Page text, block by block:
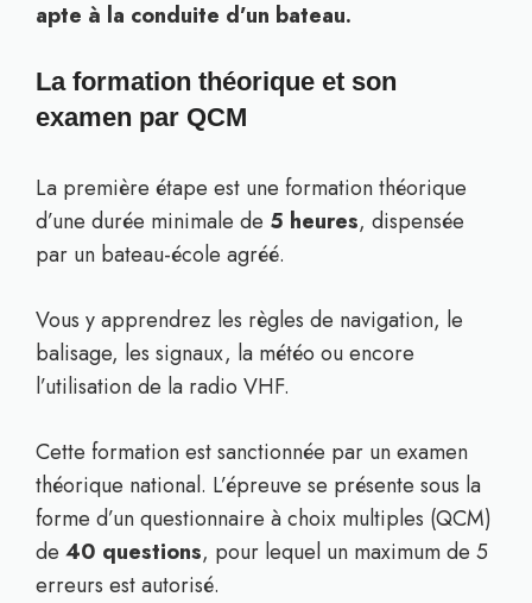
apte à la conduite d’un bateau.
La formation théorique et son
examen par QCM
La première étape est une formation théorique
d’une durée minimale de 5 heures, dispensée
par un bateau-école agréé.
Vous y apprendrez les règles de navigation, le
balisage, les signaux, la météo ou encore
l’utilisation de la radio VHF.
Cette formation est sanctionnée par un examen
théorique national. L’épreuve se présente sous la
forme d’un questionnaire à choix multiples (QCM)
de 40 questions, pour lequel un maximum de 5
erreurs est autorisé.